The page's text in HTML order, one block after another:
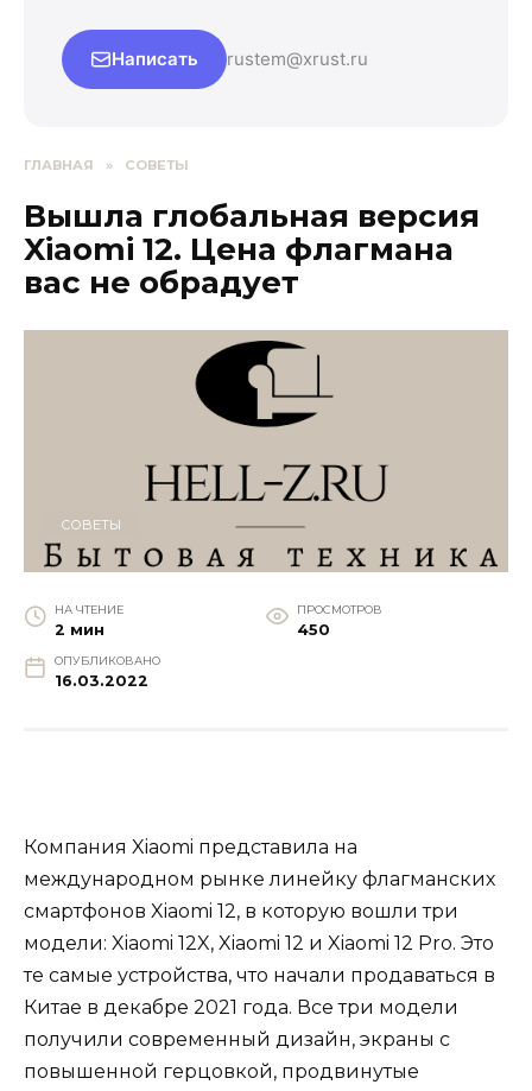
Написать rustem@xrust.ru
ГЛАВНАЯ » СОВЕТЫ
Вышла глобальная версия
Xiaomi 12. Цена флагмана
вас не обрадует
СОВЕТЫ
НА ЧТЕНИЕ
2 мин
ПРОСМОТРОВ
450
ОПУБЛИКОВАНО
16.03.2022
Компания Xiaomi представила на
международном рынке линейку флагманских
смартфонов Xiaomi 12, в которую вошли три
модели: Xiaomi 12X, Xiaomi 12 и Xiaomi 12 Pro. Это
те самые устройства, что начали продаваться в
Китае в декабре 2021 года. Все три модели
получили современный дизайн, экраны с
повышенной герцовкой, продвинутые